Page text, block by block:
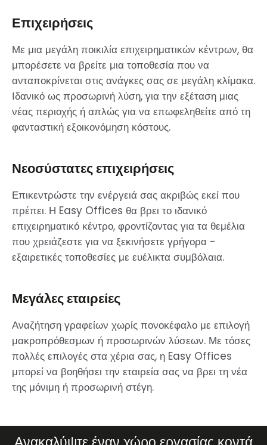
Επιχειρήσεις
Με μια μεγάλη ποικιλία επιχειρηματικών κέντρων, θα
μπορέσετε να βρείτε μια τοποθεσία που να
ανταποκρίνεται στις ανάγκες σας σε μεγάλη κλίμακα.
Ιδανικό ως προσωρινή λύση, για την εξέταση μιας
νέας περιοχής ή απλώς για να επωφεληθείτε από τη
φανταστική εξοικονόμηση κόστους.
Νεοσύστατες επιχειρήσεις
Επικεντρώστε την ενέργειά σας ακριβώς εκεί που
πρέπει. Η Easy Offices θα βρει το ιδανικό
επιχειρηματικό κέντρο, φροντίζοντας για τα θεμέλια
που χρειάζεστε για να ξεκινήσετε γρήγορα -
εξαιρετικές τοποθεσίες με ευέλικτα συμβόλαια.
Μεγάλες εταιρείες
Αναζήτηση γραφείων χωρίς πονοκέφαλο με επιλογή
μακροπρόθεσμων ή προσωρινών λύσεων. Με τόσες
πολλές επιλογές στα χέρια σας, η Easy Offices
μπορεί να βοηθήσει την εταιρεία σας να βρει τη νέα
της μόνιμη ή προσωρινή στέγη.